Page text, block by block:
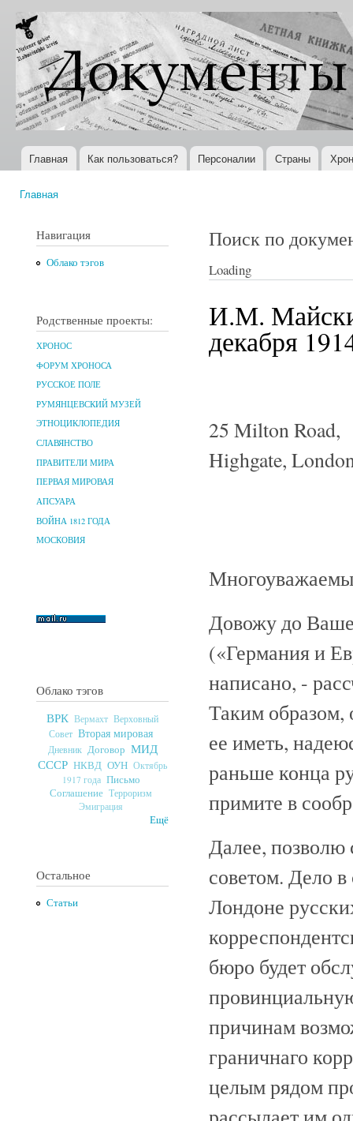
Документы
XX века
Всемирная
история в
Интернете
Главное меню
Главная Как пользоваться? Персоналии Страны
Главная
Навигация
Облако тэгов
Родственные проекты:
ХРОНОС
ФОРУМ ХРОНОСА
РУССКОЕ ПОЛЕ
РУМЯНЦЕВСКИЙ МУЗЕЙ
ЭТНОЦИКЛОПЕДИЯ
СЛАВЯНСТВО
ПРАВИТЕЛИ МИРА
ПЕРВАЯ МИРОВАЯ
АПСУАРА
ВОЙНА 1812 ГОДА
МОСКОВИЯ
Облако тэгов
ВРК Вермахт Верховный
Совет Вторая мировая
Дневник Договор МИД
СССР НКВД ОУН Октябрь
1917 года Письмо
Соглашение Терроризм
Эмиграция
Ещё
Остальное
Статьи
Поиск по
Loading
И.М.
декабря
25 Milton Road,
Highgate,
Довожу до
(«Германия и
написано, -
Таким образом,
ее иметь,
раньше конца
примите в
Далее, позволю
советом. Дело
Лондоне
бюро будет
причинам
граничнаго
целым рядом